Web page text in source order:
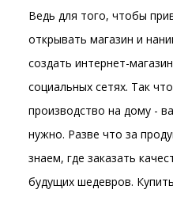
Ведь для того, чтобы
открывать магазин и
создать интернет-
социальных сетях. Так
производство на дому -
нужно. Разве что за
знаем, где заказать
будущих шедевров.